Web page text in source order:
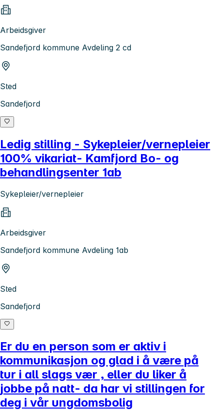
Arbeidsgiver
Sandefjord kommune Avdeling 2 cd
Sted
Sandefjord
Ledig stilling - Sykepleier/vernepleier
100% vikariat- Kamfjord Bo- og
behandlingsenter 1ab
Sykepleier/vernepleier
Arbeidsgiver
Sandefjord kommune Avdeling 1ab
Sted
Sandefjord
Er du en person som er aktiv i
kommunikasjon og glad i å være på
tur i all slags vær , eller du liker å
jobbe på natt- da har vi stillingen for
deg i vår ungdomsbolig